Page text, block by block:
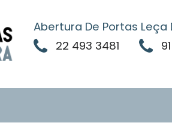
Abertura De Portas Leça
22 493 3481